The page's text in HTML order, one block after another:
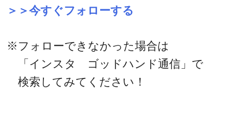
＞＞今すぐフォローする
※フォローできなかった場合は
「インスタ ゴッドハンド通信」で
検索してみてください！